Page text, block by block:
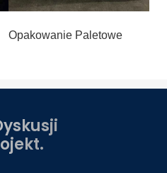
Opakowanie Paletowe